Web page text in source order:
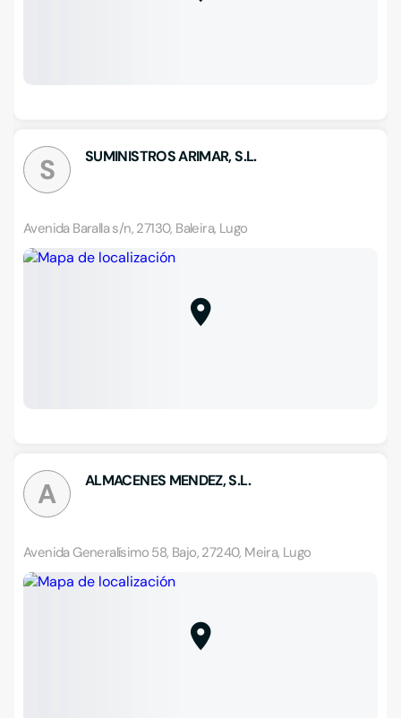
S SUMINISTROS ARIMAR, S.L.
Avenida Baralla s/n, 27130, Baleira, Lugo
A ALMACENES MENDEZ, S.L.
Avenida Generalísimo 58, Bajo, 27240, Meira, Lugo